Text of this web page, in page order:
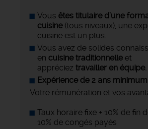
Vous êtes titulaire d’une
cuisine (tous niveaux), une
cuisine est un plus.
Vous avez de solides
en cuisine traditionnelle et
appréciez travailler en équipe.
Expérience de 2 ans minimum
Votre rémunération et vos
Taux horaire fixe + 10% de fin
10% de congés payés